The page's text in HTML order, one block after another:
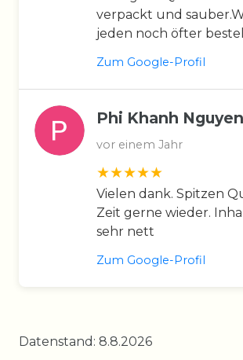
verpackt und
jeden noch öfter
Zum Google-Profil
Phi Khanh Nguyen
vor einem Jahr
Vielen dank. Spitzen
Zeit gerne wieder.
sehr nett
Zum Google-Profil
Datenstand: 8.8.2026